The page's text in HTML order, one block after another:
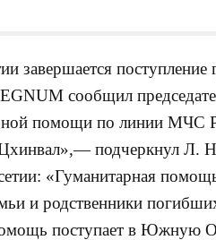
завершается поступление
сообщил
помощи по линии МЧС
подчеркнул Л.
«Гуманитарная помощь
и родственники
поступает в Южную